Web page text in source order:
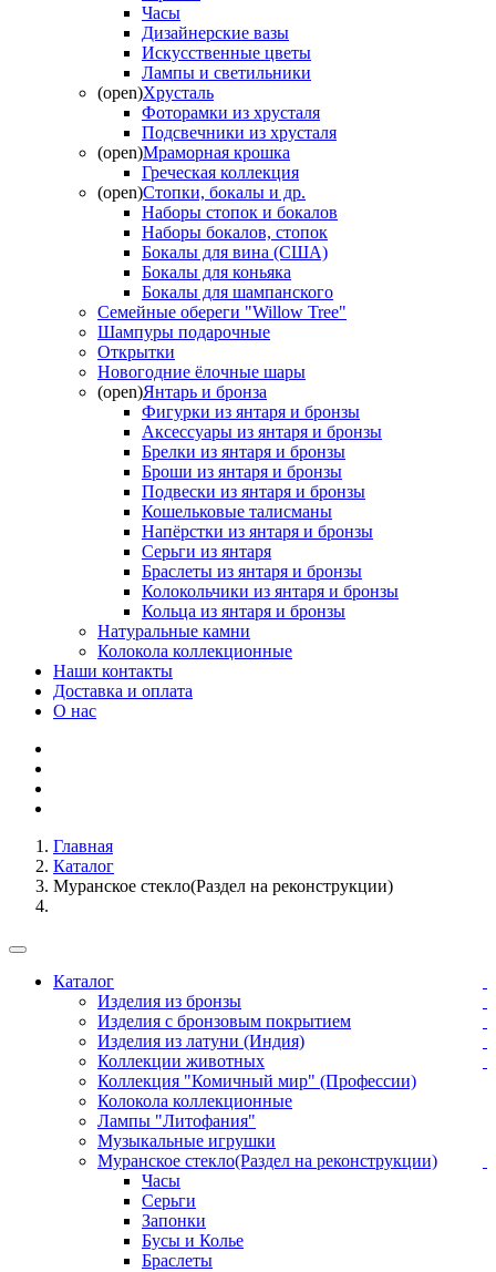
Часы
Дизайнерские вазы
Искусственные цветы
Лампы и светильники
(open)Хрусталь
Фоторамки из хрусталя
Подсвечники из хрусталя
(open)Мраморная крошка
Греческая коллекция
(open)Стопки, бокалы и др.
Наборы стопок и бокалов
Наборы бокалов, стопок
Бокалы для вина (США)
Бокалы для коньяка
Бокалы для шампанского
Семейные обереги "Willow Tree"
Шампуры подарочные
Открытки
Новогодние ёлочные шары
(open)Янтарь и бронза
Фигурки из янтаря и бронзы
Аксессуары из янтаря и бронзы
Брелки из янтаря и бронзы
Броши из янтаря и бронзы
Подвески из янтаря и бронзы
Кошельковые талисманы
Напёрстки из янтаря и бронзы
Серьги из янтаря
Браслеты из янтаря и бронзы
Колокольчики из янтаря и бронзы
Кольца из янтаря и бронзы
Натуральные камни
Колокола коллекционные
Наши контакты
Доставка и оплата
О нас
Главная
Каталог
Муранское стекло(Раздел на реконструкции)
Каталог
Изделия из бронзы
Изделия с бронзовым покрытием
Изделия из латуни (Индия)
Коллекции животных
Коллекция "Комичный мир" (Профессии)
Колокола коллекционные
Лампы "Литофания"
Музыкальные игрушки
Муранское стекло(Раздел на реконструкции)
Часы
Серьги
Запонки
Бусы и Колье
Браслеты